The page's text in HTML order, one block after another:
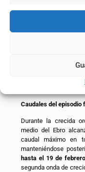
Estas actuaciones,
restauración de la
herramientas
Caudales del episodio
Durante la crecida
medio del Ebro
caudal máximo en
manteniéndose
hasta el 19 de febrero
segunda onda de